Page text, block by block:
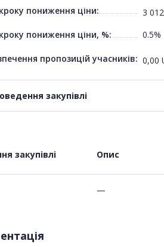
пониження ціни:
3
пониження ціни, %:
0.5%
пропозицій учасників: 0,00
закупівлі
закупівлі Опис
—